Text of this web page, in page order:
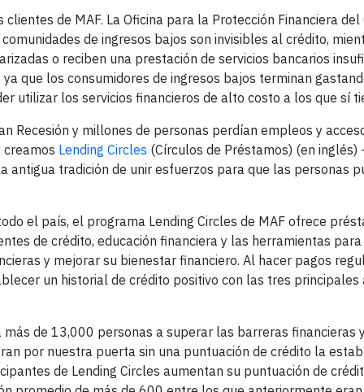
de MAF. La Oficina para la Protección Financiera del
de ingresos bajos son invisibles al crédito,
o reciben una prestación de servicios bancarios
que los consumidores de ingresos bajos terminan
utilizar los servicios financieros de alto costo a los que sí
Recesión y millones de personas perdían empleos y
creamos Lending Circles (Círculos de Préstamos) (en inglés)
tradición de unir esfuerzos para que las personas
el país, el programa Lending Circles de MAF ofrece
de crédito, educación financiera y las herramientas
y mejorar su bienestar financiero. Al hacer pagos
un historial de crédito positivo con las tres principales
más de 13,000 personas a superar las barreras financieras
por nuestra puerta sin una puntuación de crédito la
de Lending Circles aumentan su puntuación de